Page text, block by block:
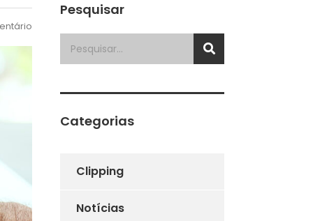
Pesquisar
Categorias
Clipping
Notícias